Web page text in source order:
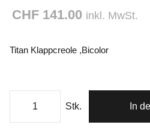
CHF 141.00 inkl. MwSt.
Titan Klappcreole ,Bicolor
Stk. In